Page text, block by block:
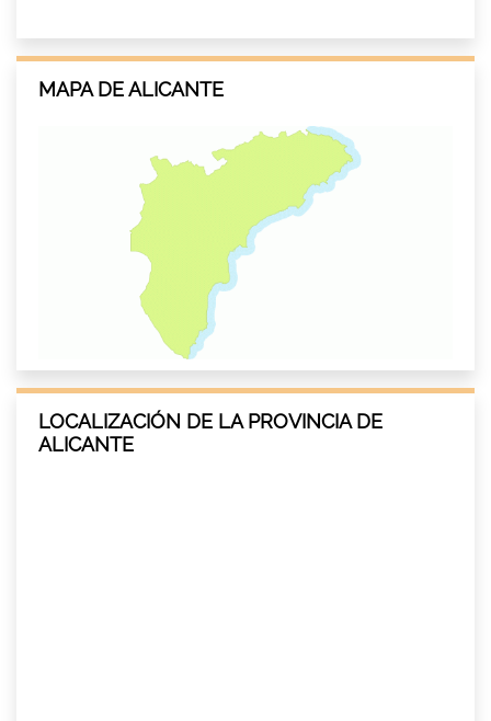
MAPA DE ALICANTE
LOCALIZACIÓN DE LA PROVINCIA DE
ALICANTE